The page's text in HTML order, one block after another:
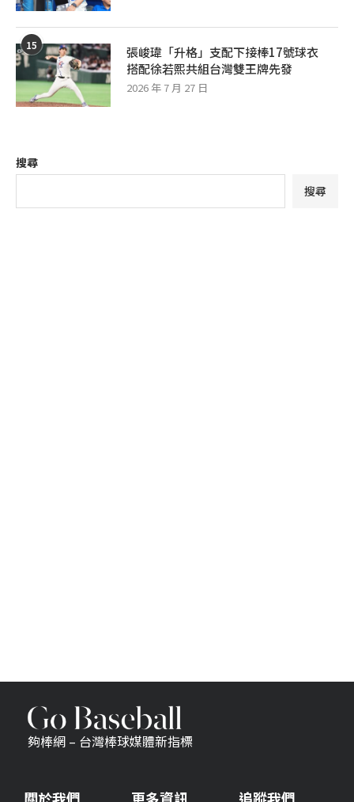
15
張峻瑋「升格」支配下接棒17號球衣
搭配徐若熙共組台灣雙王牌先發
2026 年 7 月 27 日
搜尋
搜尋
夠棒網 – 台灣棒球媒體新指標